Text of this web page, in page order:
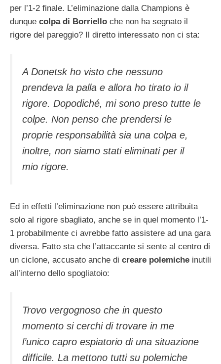
per l’1-2 finale. L’eliminazione dalla Champions è
dunque colpa di Borriello che non ha segnato il
rigore del pareggio? Il diretto interessato non ci sta:
A Donetsk ho visto che nessuno
prendeva la palla e allora ho tirato io il
rigore. Dopodiché, mi sono preso tutte le
colpe. Non penso che prendersi le
proprie responsabilità sia una colpa e,
inoltre, non siamo stati eliminati per il
mio rigore.
Ed in effetti l’eliminazione non può essere attribuita
solo al rigore sbagliato, anche se in quel momento l’1-
1 probabilmente ci avrebbe fatto assistere ad una gara
diversa. Fatto sta che l’attaccante si sente al centro di
un ciclone, accusato anche di creare polemiche inutili
all’interno dello spogliatoio:
Trovo vergognoso che in questo
momento si cerchi di trovare in me
l’unico capro espiatorio di una situazione
difficile. La mettono tutti su polemiche